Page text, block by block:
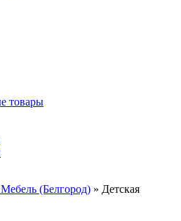
товары
(Белгород) » Детская